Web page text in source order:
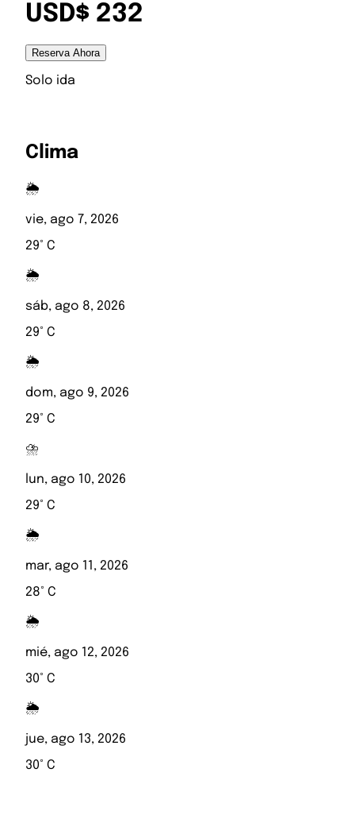
USD$ 232
Reserva Ahora
Solo ida
Clima
🌦️
vie, ago 7, 2026
29° C
🌦️
sáb, ago 8, 2026
29° C
🌦️
dom, ago 9, 2026
29° C
⛈️
lun, ago 10, 2026
29° C
🌦️
mar, ago 11, 2026
28° C
🌦️
mié, ago 12, 2026
30° C
🌦️
jue, ago 13, 2026
30° C